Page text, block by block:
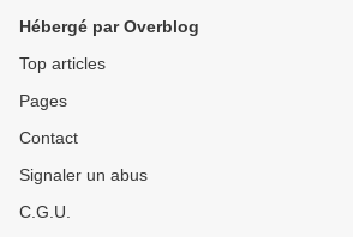
Hébergé par Overblog
Top articles
Pages
Contact
Signaler un abus
C.G.U.